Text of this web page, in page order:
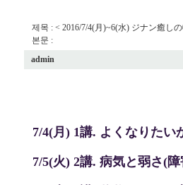
제목 : < 2016/7/4(月)~6(水) ジナン癒し
본문 :
admin
7/4(月) 1講. よくなり
7/5(火) 2講. 病気と弱さ(